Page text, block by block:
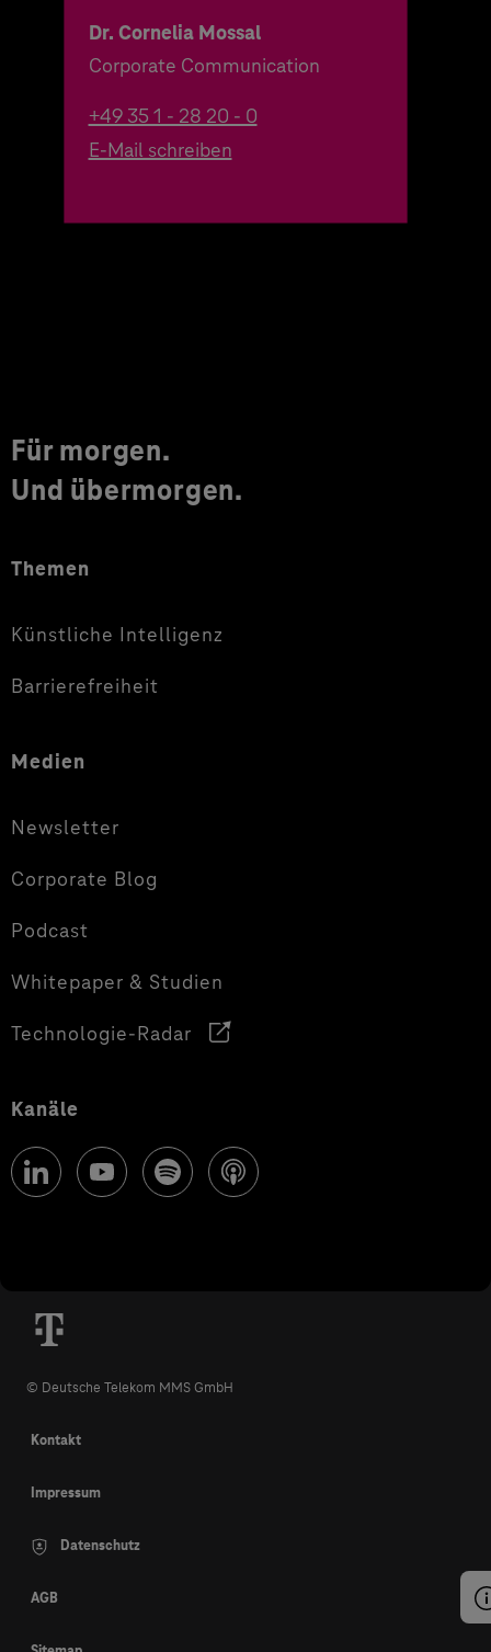
Dr. Cornelia Mossal
Corporate Communication
+49 35 1 - 28 20 - 0
E-Mail schreiben
Für morgen.
Und übermorgen.
Themen
Künstliche Intelligenz
Barrierefreiheit
Medien
Newsletter
Corporate Blog
Podcast
Whitepaper & Studien
Technologie-Radar
Kanäle
© Deutsche Telekom MMS GmbH
Kontakt
Impressum
Datenschutz
AGB